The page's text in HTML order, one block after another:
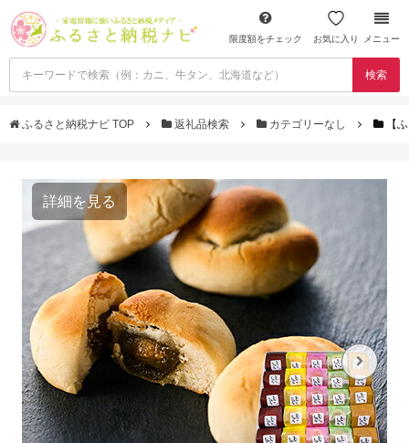
限度額をチェック お気に入り メニュー
検索
ふるさと納税ナビ TOP 返礼品検索 カテゴリーなし 【
詳細を見る